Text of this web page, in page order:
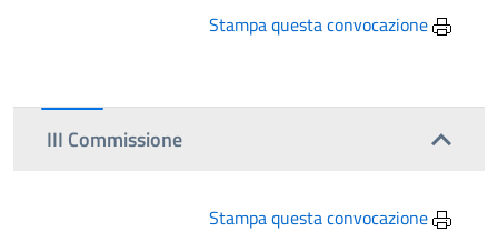
Stampa questa convocazione
III Commissione
Stampa questa convocazione